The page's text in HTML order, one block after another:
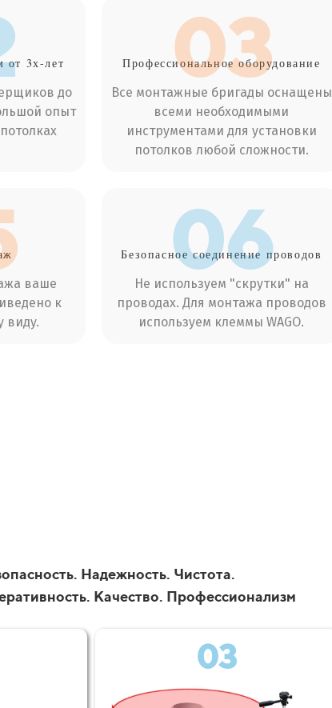
от 3х-лет
до
опыт
03
Профессиональное оборудование
Все монтажные бригады оснащены
всеми необходимыми
инструментами для установки
потолков любой сложности.
ваше
к
виду.
06
Безопасное соединение проводов
Не используем "скрутки" на
проводах. Для монтажа проводов
используем клеммы WAGO.
Надежность. Чистота.
Качество. Профессионализм
03